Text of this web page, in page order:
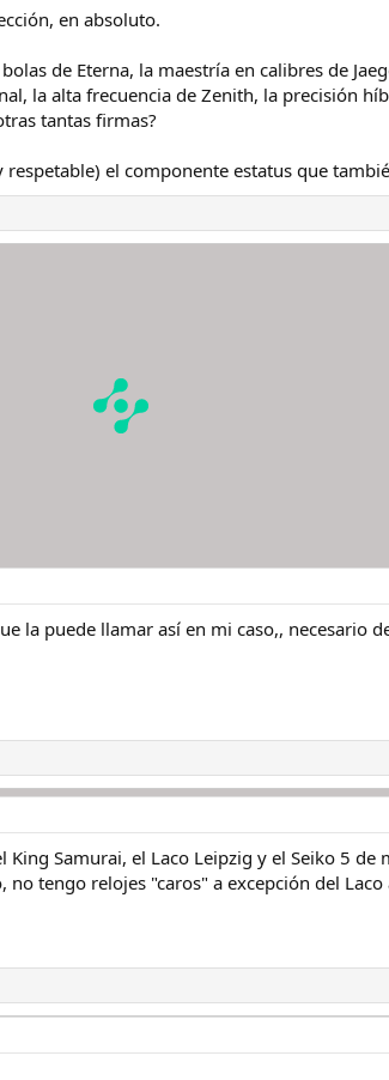
en absoluto.
de Eterna, la maestría en calibres de
la alta frecuencia de Zenith, la precisión
tantas firmas?
el componente estatus que
la puede llamar así en mi caso,, necesario
Samurai, el Laco Leipzig y el Seiko 5
tengo relojes "caros" a excepción del